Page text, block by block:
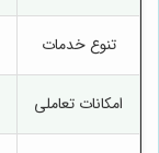
تنوع خدمات
امکانات تعاملی